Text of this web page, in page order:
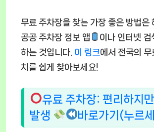
무료 주차장을 찾는 가장 좋은 방법은
공공 주차장 정보 앱
이나 인터넷 검
하는 것입니다. 이 링크에서 전국의 무
치를 쉽게 찾아보세요!
유료 주차장: 편리하지
발생
바로가기(누르